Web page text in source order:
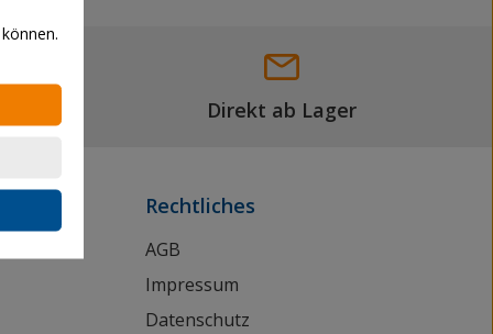
Direkt ab Lager
Rechtliches
AGB
Impressum
Datenschutz